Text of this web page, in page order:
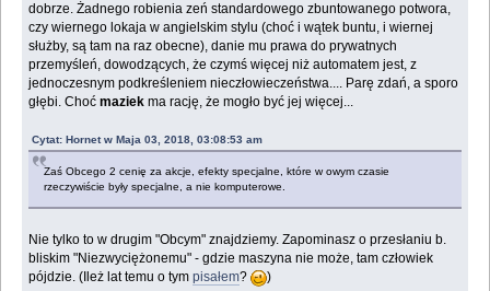
dobrze. Żadnego robienia zeń standardowego zbuntowanego potwora,
czy wiernego lokaja w angielskim stylu (choć i wątek buntu, i wiernej
służby, są tam na raz obecne), danie mu prawa do prywatnych
przemyśleń, dowodzących, że czymś więcej niż automatem jest, z
jednoczesnym podkreśleniem nieczłowieczeństwa.... Parę zdań, a sporo
głębi. Choćmaziek ma rację, że mogło być jej więcej...
Cytat: Hornet w Maja 03, 2018, 03:08:53 am
Zaś Obcego 2 cenię za akcje, efekty specjalne, które w owym czasie
rzeczywiście były specjalne, a nie komputerowe.
Nie tylko to w drugim "Obcym" znajdziemy. Zapominasz o przesłaniu b.
bliskim "Niezwyciężonemu" - gdzie maszyna nie może, tam człowiek
pójdzie. (Ileż lat temu o tympisałem? )